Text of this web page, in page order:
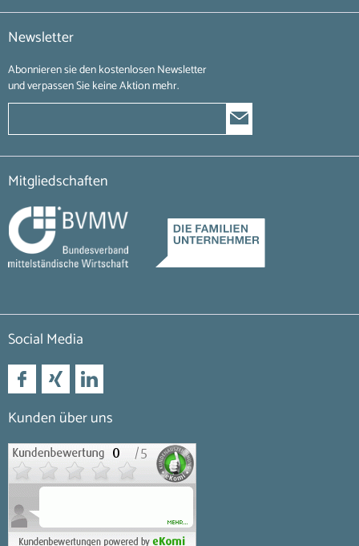
Newsletter
Abonnieren sie den kostenlosen Newsletter
und verpassen Sie keine Aktion mehr.
Mitgliedschaften
Social Media
Kunden über uns